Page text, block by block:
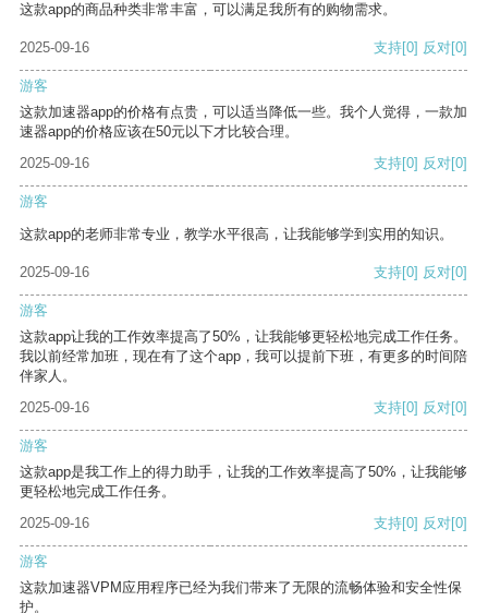
这款app的商品种类非常丰富，可以满足我所有的购物需求。
2025-09-16 支持[0] 反对[0]
游客
这款加速器app的价格有点贵，可以适当降低一些。我个人觉得，一款加
速器app的价格应该在50元以下才比较合理。
2025-09-16
支持[0] 反对[0]
游客
这款app的老师非常专业，教学水平很高，让我能够学到实用的知识。
2025-09-16 支持[0] 反对[0]
游客
这款app让我的工作效率提高了50%，让我能够更轻松地完成工作任务。
我以前经常加班，现在有了这个app，我可以提前下班，有更多的时间陪
伴家人。
2025-09-16
支持[0] 反对[0]
游客
这款app是我工作上的得力助手，让我的工作效率提高了50%，让我能够
更轻松地完成工作任务。
2025-09-16
支持[0] 反对[0]
游客
这款加速器VPM应用程序已经为我们带来了无限的流畅体验和安全性保
护。